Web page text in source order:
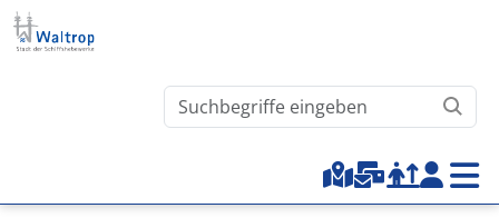
Direkt zum Inhalt
Waltrop.de durchsuchen
Top-Menu